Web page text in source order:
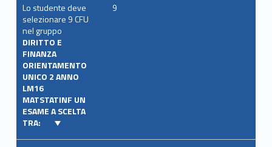
Lo studente deve
selezionare 9 CFU
nel gruppo
DIRITTO E
FINANZA
ORIENTAMENTO
UNICO 2 ANNO
LM16
MATSTATINF UN
ESAME A SCELTA
TRA:
9